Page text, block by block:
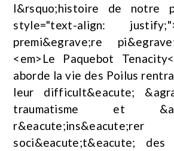
l&rsquo;histoire de notre
style="text-align:
premi&egrave;re
<em>Le Paquebot
aborde la vie des Poilus
leur difficult&eacute;
traumatisme et
soci&eacute;t&eacute; des